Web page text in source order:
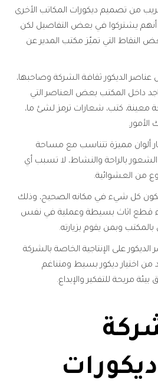
من تصميم ديكورات المكاتب الأخرى
يشتركوا في بعض التفاصيل لكن
النقاط التي تميّز مكتب المدير عن
الديكور ثقافة الشركة وصاحبها،
داخل المكتب بعض العناصر التي
معينة، كتب، شعارات ترمز لشئ ما،
ألوان مميزة تتناسب مع مساحة
بالراحة والنشاط، لا تسبب أي
من العشوائية.
يكون كل شيء في مكانه الصحيح، وذلك
قطع اثاث بسيطة وعملية في نفس
وبمن يقوم بزيارته.
الديكور على الإنتاجية الخاصة بالشركة
من اختيار ديكور بسيط ومتناغم
مريحة للتفكير والإبداع.